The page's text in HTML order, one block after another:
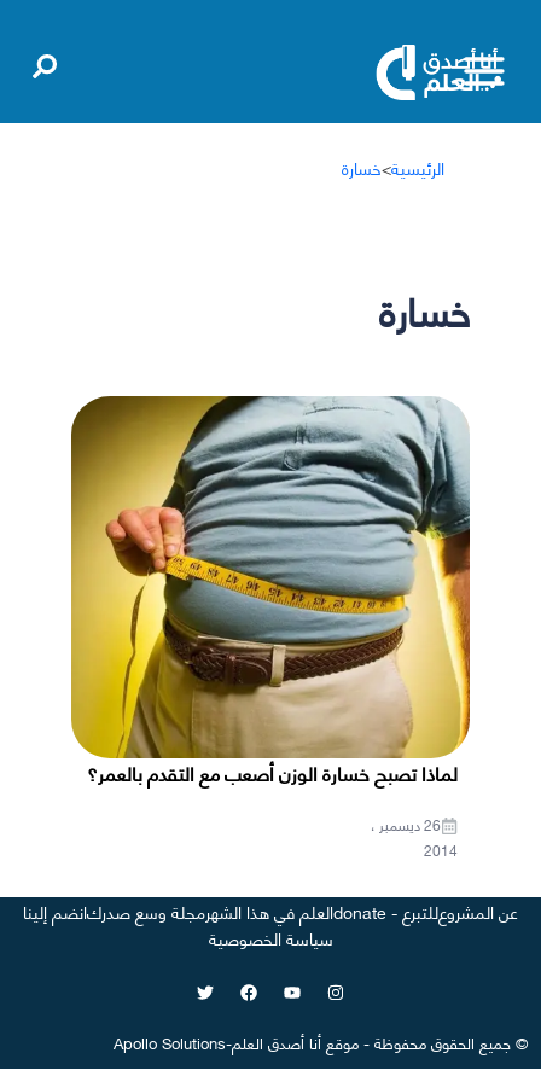
الرئيسية>خسارة
خسارة
لماذا تصبح خسارة الوزن أصعب مع التقدم بالعمر؟
26 ديسمبر ،
2014
عن المشروعللتبرع - donate العلم في هذا الشهرمجلة وسع صدركانضم إلينا
سياسة الخصوصية
©جميع الحقوق محفوظة-موقع أنا أصدق العلم-
Apollo Solutions